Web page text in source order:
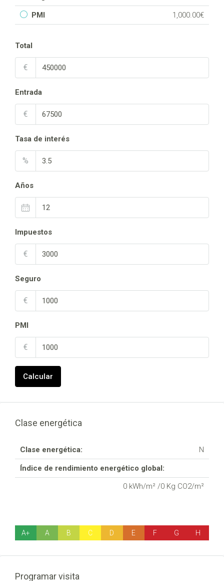
PMI 1,000.00€
Total
€
Entrada
€
Tasa de interés
%
Años
Impuestos
€
Seguro
€
PMI
€
Calcular
Clase energética
Clase energética: N
Índice de rendimiento energético global:
0 kWh/m² /0 Kg CO2/m²
A+ A B C D E F G H
Programar visita